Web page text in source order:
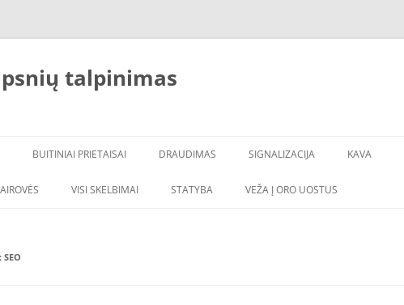
talpinimas
BUITINIAI PRIETAISAI DRAUDIMAS SIGNALIZACIJA KAVA
VISI SKELBIMAI STATYBA VEŽA Į ORO UOSTUS
SEO